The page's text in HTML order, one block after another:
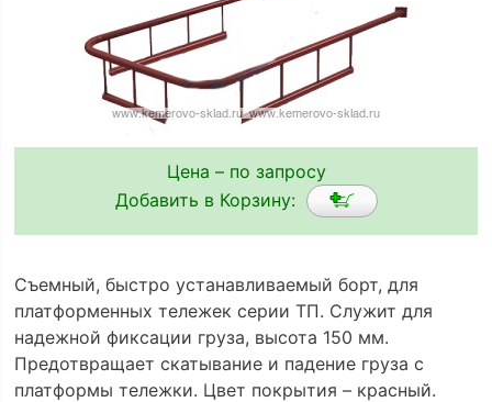
Цена – по запросу
Добавить в Корзину:
Съемный, быстро устанавливаемый борт, для
платформенных тележек серии ТП. Служит для
надежной фиксации груза, высота 150 мм.
Предотвращает скатывание и падение груза с
платформы тележки. Цвет покрытия – красный.